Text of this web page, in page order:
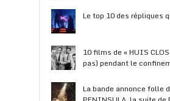
Le top 10 des répliques
10 films de « HUIS
pas) pendant le
La bande annonce folle